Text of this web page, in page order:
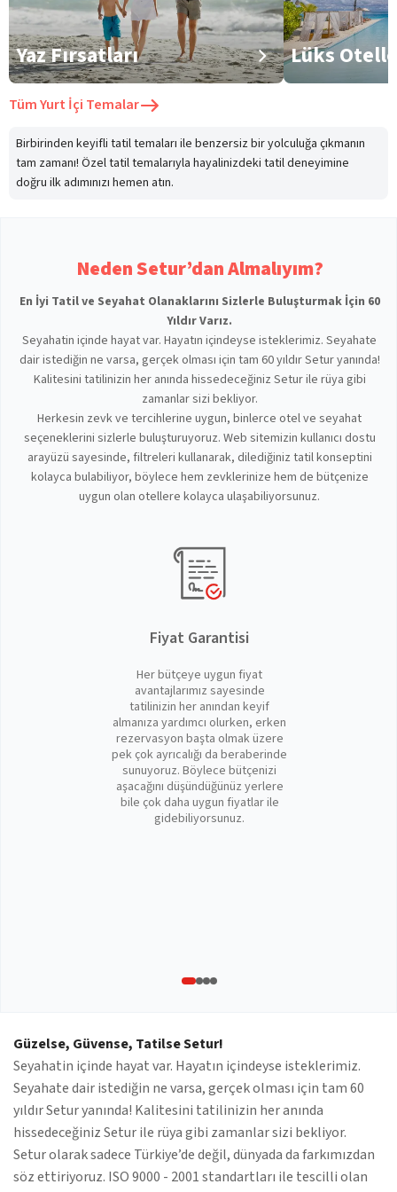
Yaz Fırsatları Lüks
TümYurt İçi Temalar
Birbirinden keyifli tatil temaları ile benzersiz bir yolculuğa çıkmanın
tam zamanı! Özel tatil temalarıyla hayalinizdeki tatil deneyimine
doğru ilk adımınızı hemen atın.
Neden Setur’dan Almalıyım?
En İyi Tatil ve Seyahat Olanaklarını Sizlerle Buluşturmak İçin 60
Yıldır Varız.
Seyahatin içinde hayat var. Hayatın içindeyse isteklerimiz. Seyahate
dair istediğin ne varsa, gerçek olması için tam 60 yıldır Setur yanında!
Kalitesini tatilinizin her anında hissedeceğiniz Setur ile rüya gibi
zamanlar sizi bekliyor.
Herkesin zevk ve tercihlerine uygun, binlerce otel ve seyahat
seçeneklerini sizlerle buluşturuyoruz. Web sitemizin kullanıcı dostu
arayüzü sayesinde, filtreleri kullanarak, dilediğiniz tatil konseptini
kolayca bulabiliyor, böylece hem zevklerinize hem de bütçenize
uygun olan otellere kolayca ulaşabiliyorsunuz.
Fiyat Garantisi
Her bütçeye uygun fiyat
avantajlarımız sayesinde
tatilinizin her anından keyif
almanıza yardımcı olurken, erken
rezervasyon başta olmak üzere
pek çok ayrıcalığı da beraberinde
sunuyoruz. Böylece bütçenizi
aşacağını düşündüğünüz yerlere
bile çok daha uygun fiyatlar ile
gidebiliyorsunuz.
Güzelse, Güvense, Tatilse Setur!
Seyahatin içinde hayat var. Hayatın içindeyse isteklerimiz.
Seyahate dair istediğin ne varsa, gerçek olması için tam 60
yıldır Setur yanında! Kalitesini tatilinizin her anında
hissedeceğiniz Setur ile rüya gibi zamanlar sizi bekliyor.
Setur olarak sadece Türkiye’de değil, dünyada da farkımızdan
söz ettiriyoruz. ISO 9000 - 2001 standartları ile tescilli olan